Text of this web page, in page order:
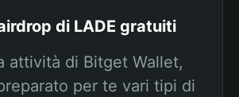
di LADE gratuiti
attività di Bitget Wallet,
per te vari tipi di